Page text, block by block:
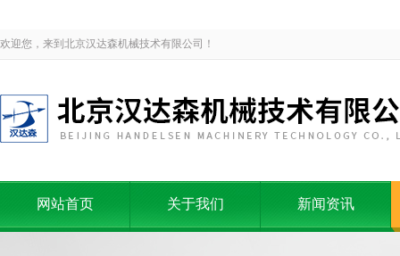
欢迎您，来到北京汉达森机械技术有限公司！
网站首页 关于我们 新闻资讯